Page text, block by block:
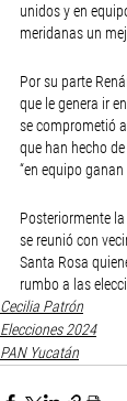
unidos y en
meridanas un
Por su parte
que le genera ir
se comprometió
que han hecho
“en equipo ganan
Posteriormente
se reunió con
Santa Rosa
rumbo a las
Cecilia Patrón
Elecciones 2024
PAN Yucatán